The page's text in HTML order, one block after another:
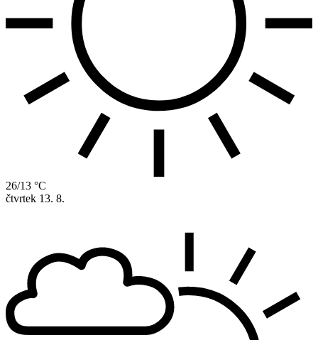
26/13 °C
čtvrtek 13. 8.